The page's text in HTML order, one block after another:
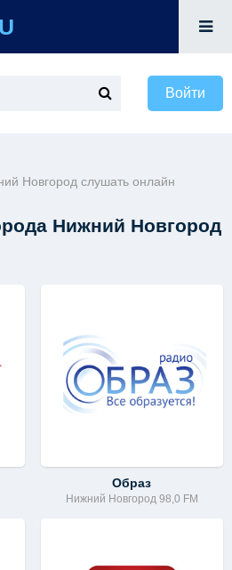
Войти
Новгород слушать онлайн
Нижний Новгород
Образ
Нижний Новгород 98,0 FM